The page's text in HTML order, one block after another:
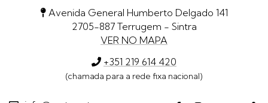
Avenida General Humberto Delgado 141
2705-887 Terrugem - Sintra
VER NO MAPA
+351 219 614 420
(chamada para a rede fixa nacional)